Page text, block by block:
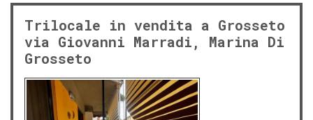
Trilocale in vendita a Grosseto
via Giovanni Marradi, Marina Di
Grosseto